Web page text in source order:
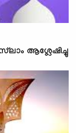
ആശ്ലേഷിച്ചു